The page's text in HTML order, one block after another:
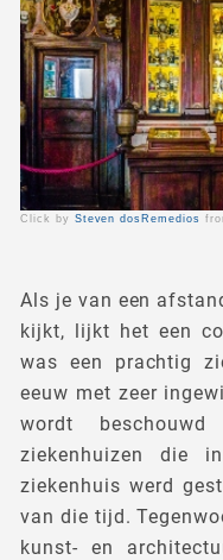
Click by Steven dosRemedios
Als je van een
kijkt, lijkt het een
was een prachtig
eeuw met zeer
wordt
ziekenhuizen die
ziekenhuis werd
van die tijd.
kunst- en